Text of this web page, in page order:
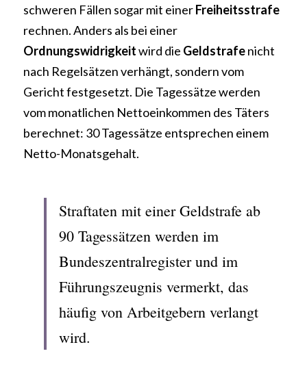
schweren Fällen sogar mit einer
Ordnungswidrigkeit wird die Geldstrafe nicht
nach Regelsätzen verhängt, sondern vom
Gericht festgesetzt. Die Tagessätze werden
vom monatlichen Nettoeinkommen des Täters
berechnet: 30 Tagessätze entsprechen einem
Netto-Monatsgehalt.
Straftaten mit einer Geldstrafe ab
90 Tagessätzen werden im
Bundeszentralregister und im
Führungszeugnis vermerkt, das
häufig von Arbeitgebern verlangt
wird.